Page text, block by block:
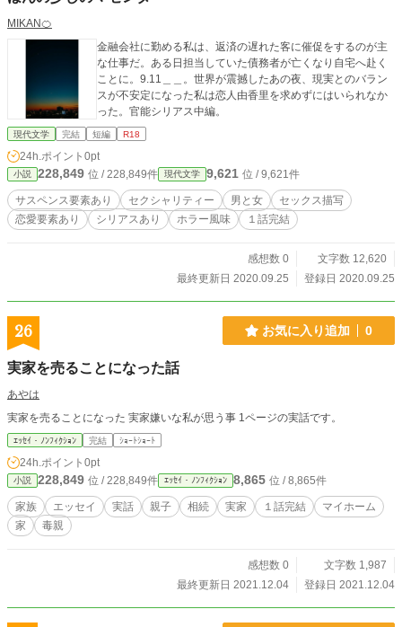
MIKAN🍊
金融会社に勤める私は、返済の遅れた客に催促をするのが主
な仕事だ。ある日担当していた債務者が亡くなり自宅へ赴く
ことに。9.11＿＿。世界が震撼したあの夜、現実とのバラン
スが不安定になった私は恋人由香里を求めずにはいられなか
った。官能シリアス中編。
現代文学 完結 短編 R18
24h.ポイント 0pt
小説 228,849 位 / 228,849件 現代文学 9,621 位 / 9,621件
サスペンス要素あり セクシャリティー 男と女
セックス描写
恋愛要素あり
シリアスあり ホラー風味 １話完結
感想数 0
文字数 12,620
最終更新日 2020.09.25
登録日 2020.09.25
26 お気に入り追加 0
実家を売ることになった話
あやは
実家を売ることになった 実家嫌いな私が思う事 1ページの実話です。
ｴｯｾｲ・ﾉﾝﾌｨｸｼｮﾝ 完結 ｼｮｰﾄｼｮｰﾄ
24h.ポイント 0pt
小説 228,849 位 / 228,849件 ｴｯｾｲ・ﾉﾝﾌｨｸｼｮﾝ 8,865 位 / 8,865件
家族 エッセイ 実話 親子 相続 実家 １話完結
マイホーム
家
毒親
感想数 0
文字数 1,987
最終更新日 2021.12.04
登録日 2021.12.04